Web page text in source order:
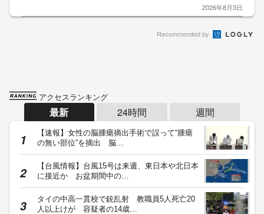
2026年8月3日
Recommended by
アクセスランキング
最新 24時間 週間
【速報】女性の脳腫瘍摘出手術で誤って“腫瘍
の無い部位”を摘出 脳…
【台風情報】台風15号は来週、東日本や北日本
に接近か お盆期間中の…
タイの中高一貫校で銃乱射 教職員5人死亡20
人以上けが 容疑者の14歳…